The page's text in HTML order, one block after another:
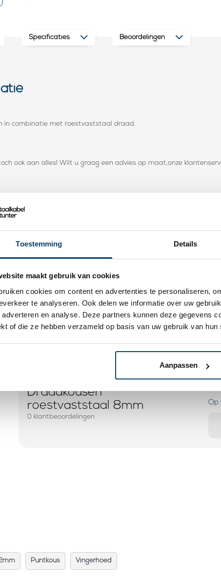
Toestemming Details
maakt gebruik van cookies
cookies om content en advertenties te personaliseren,
te analyseren. Ook delen we informatie over uw
adverteren en analyse. Deze partners kunnen deze gegevens
of die ze hebben verzameld op basis van uw gebruik van hun
Aanpassen
Specificaties Beoordelingen
in combinatie met roestvaststaal draad.
ook aan alles! Wilt u graag een advies op maat,onze
18
mm
Draadkousen
roestvaststaal 8mm
0 klantbeoordelingen
1,
Op
Puntkous Vingerhoed